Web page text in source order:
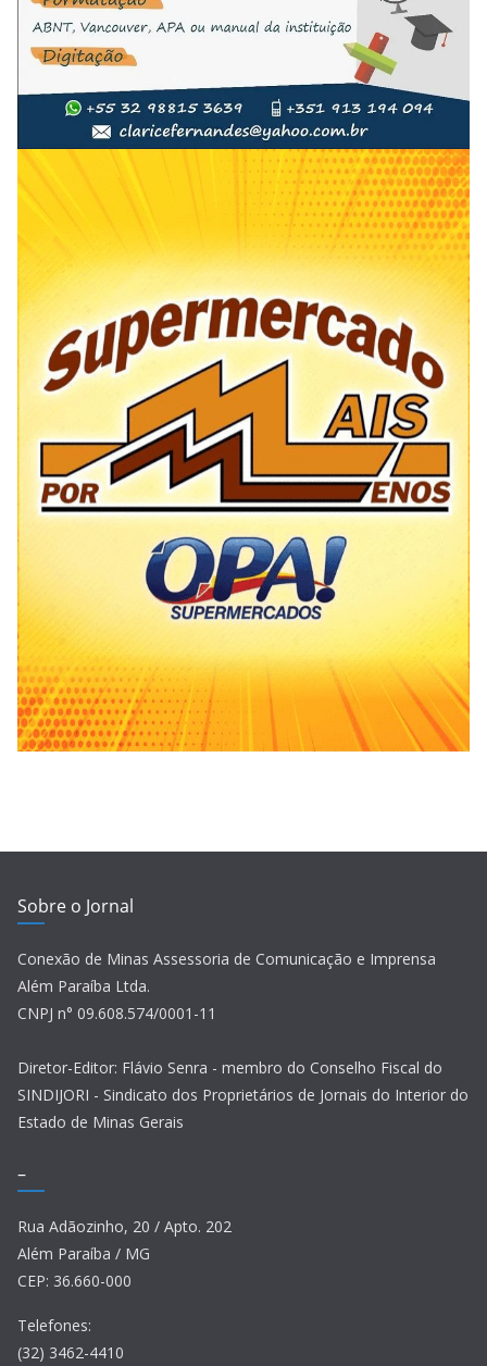
Sobre o Jornal
Conexão de Minas Assessoria de Comunicação e Imprensa
Além Paraíba Ltda.
CNPJ n° 09.608.574/0001-11
Diretor-Editor: Flávio Senra - membro do Conselho Fiscal do
SINDIJORI - Sindicato dos Proprietários de Jornais do Interior do
Estado de Minas Gerais
–
Rua Adãozinho, 20 / Apto. 202
Além Paraíba / MG
CEP: 36.660-000
Telefones:
(32) 3462-4410